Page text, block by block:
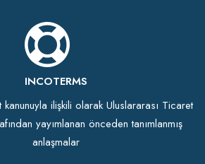
INCOTERMS
kanunuyla ilişkili olarak Uluslararası Ticaret
yayımlanan önceden tanımlanmış
anlaşmalar